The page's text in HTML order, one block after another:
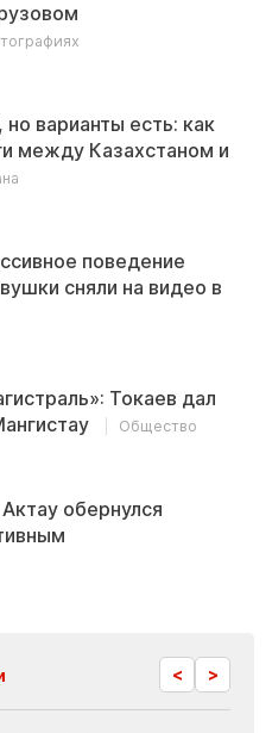
варианты есть: как
между Казахстаном и
поведение
сняли на видео в
Токаев дал
Общество
обернулся
< >